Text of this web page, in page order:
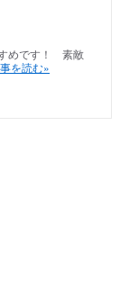
めです！ 素敵
を読む»